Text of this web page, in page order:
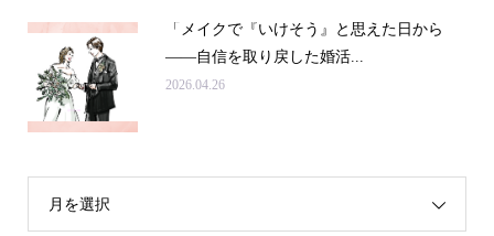
「メイクで『いけそう』と思えた日から
——自信を取り戻した婚活...
2026.04.26
月を選択